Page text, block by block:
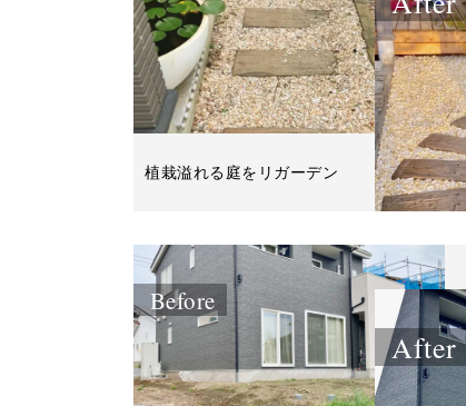
植栽溢れる庭をリガーデン
Before
After